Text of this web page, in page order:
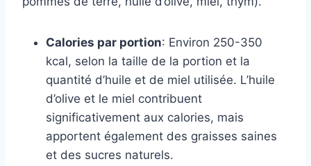
Calories par portion: Environ 250-350
kcal, selon la taille de la portion et la
quantité d’huile et de miel utilisée. L’huile
d’olive et le miel contribuent
significativement aux calories, mais
apportent également des graisses saines
et des sucres naturels.